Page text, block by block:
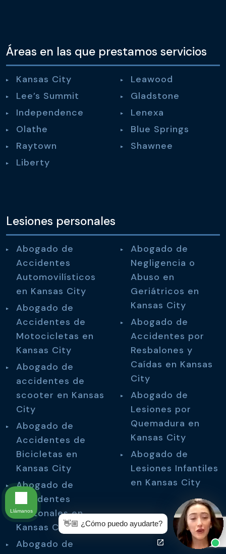
Áreas en las que prestamos servicios
Kansas City
Lee’s Summit
Independence
Olathe
Raytown
Liberty
Leawood
Gladstone
Lenexa
Blue Springs
Shawnee
Lesiones personales
Abogado de
Accidentes
Automovilísticos
en Kansas City
Abogado de
Accidentes de
Motocicletas en
Kansas City
Abogado de
accidentes de
scooter en Kansas
City
Abogado de
Accidentes de
Bicicletas en
Kansas City
Abogado de
Accidentes
Peatonales en
Kansas City
Abogado de
Abogado de
Negligencia o
Abuso en
Geriátricos en
Kansas City
Abogado de
Accidentes por
Resbalones y
Caídas en Kansas
City
Abogado de
Lesiones por
Quemadura en
Kansas City
Abogado de
Lesiones Infantiles
en Kansas City
👋🏼 ¿Cómo puedo ayudarte?
Llámanos